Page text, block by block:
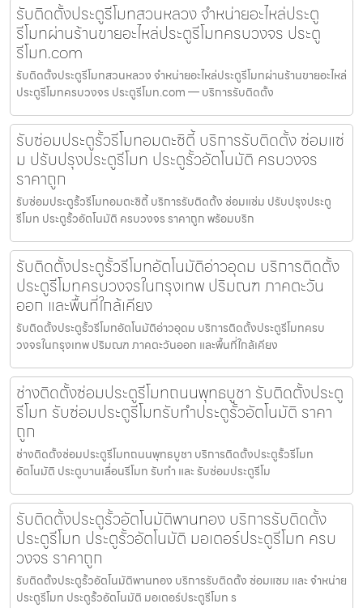
รับติดตั้งประตูรีโมทสวนหลวง จำหน่ายอะไหล่ประตู
รีโมทผ่านร้านขายอะไหล่ประตูรีโมทครบวงจร ประตู
รีโมท.com
รับติดตั้งประตูรีโมทสวนหลวง จำหน่ายอะไหล่ประตูรีโมทผ่านร้านขายอะไหล่
ประตูรีโมทครบวงจร ประตูรีโมท.com — บริการรับติดตั้ง
รับซ่อมประตูรั้วรีโมทอมตะซิตี้ บริการรับติดตั้ง ซ่อมแซ่
ม ปรับปรุงประตูรีโมท ประตูรั้วอัตโนมัติ ครบวงจร
ราคาถูก
รับซ่อมประตูรั้วรีโมทอมตะซิตี้ บริการรับติดตั้ง ซ่อมแซ่ม ปรับปรุงประตู
รีโมท ประตูรั้วอัตโนมัติ ครบวงจร ราคาถูก พร้อมบริก
รับติดตั้งประตูรั้วรีโมทอัตโนมัติอ่าวอุดม บริการติดตั้ง
ประตูรีโมทครบวงจรในกรุงเทพ ปริมณฑ ภาคตะวัน
ออก และพื้นที่ใกล้เคียง
รับติดตั้งประตูรั้วรีโมทอัตโนมัติอ่าวอุดม บริการติดตั้งประตูรีโมทครบ
วงจรในกรุงเทพ ปริมณฑ ภาคตะวันออก และพื้นที่ใกล้เคียง
ช่างติดตั้งซ่อมประตูรีโมทถนนพุทธบูชา รับติดตั้งประตู
รีโมท รับซ่อมประตูรีโมทรับทำประตูรั้วอัตโนมัติ ราคา
ถูก
ช่างติดตั้งซ่อมประตูรีโมทถนนพุทธบูชา บริการติดตั้งประตูรั้วรีโมท
อัตโนมัติ ประตูบานเลื่อนรีโมท รับทำ และ รับซ่อมประตูรีโม
รับติดตั้งประตูรั้วอัตโนมัติพานทอง บริการรับติดตั้ง
ประตูรีโมท ประตูรั้วอัตโนมัติ มอเตอร์ประตูรีโมท ครบ
วงจร ราคาถูก
รับติดตั้งประตูรั้วอัตโนมัติพานทอง บริการรับติดตั้ง ซ่อมแซม และ จำหน่าย
ประตูรีโมท ประตูรั้วอัตโนมัติ มอเตอร์ประตูรีโมท ร